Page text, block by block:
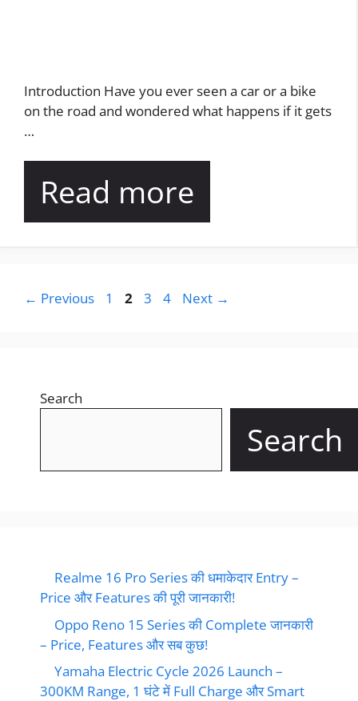
Introduction Have you ever seen a car or a bike
on the road and wondered what happens if it gets
…
Read more
← Previous Page
1 Page
2 Page
3 Page
4 Next →
Search
Search
Realme 16 Pro Series की धमाकेदार Entry –
Price और Features की पूरी जानकारी!
Oppo Reno 15 Series की Complete जानकारी
– Price, Features और सब कुछ!
Yamaha Electric Cycle 2026 Launch –
300KM Range, 1 घंटे में Full Charge और Smart